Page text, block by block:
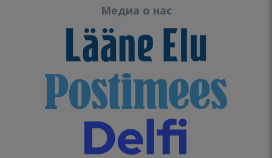
Медиа о нас